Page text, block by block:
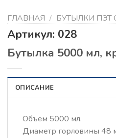
ГЛАВНАЯ / БУТЫЛКИ ПЭТ
Артикул: 028
Бутылка 5000 мл,
ОПИСАНИЕ
Объем 5000 мл.
Диаметр горловины 48